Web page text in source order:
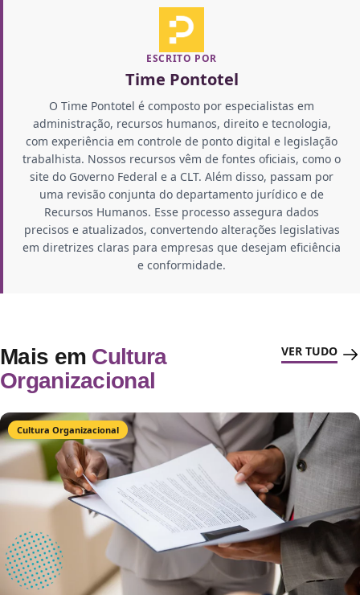
ESCRITO POR
Time Pontotel
O Time Pontotel é composto por especialistas em
administração, recursos humanos, direito e tecnologia,
com experiência em controle de ponto digital e legislação
trabalhista. Nossos recursos vêm de fontes oficiais, como o
site do Governo Federal e a CLT. Além disso, passam por
uma revisão conjunta do departamento jurídico e de
Recursos Humanos. Esse processo assegura dados
precisos e atualizados, convertendo alterações legislativas
em diretrizes claras para empresas que desejam eficiência
e conformidade.
Mais em Cultura
Organizacional
VER TUDO
Cultura Organizacional